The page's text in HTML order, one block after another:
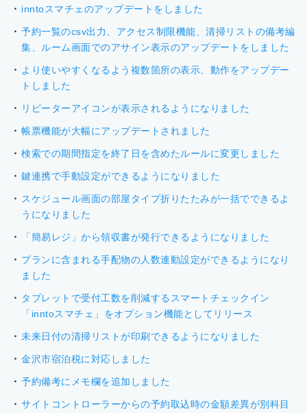
inntoスマチェのアップデートをしました
予約一覧のcsv出力、アクセス制限機能、清掃リストの備考編
集、ルーム画面でのアサイン表示のアップデートをしました
より使いやすくなるよう複数箇所の表示、動作をアップデー
トしました
リピーターアイコンが表示されるようになりました
帳票機能が大幅にアップデートされました
検索での期間指定を終了日を含めたルールに変更しました
鍵連携で手動設定ができるようになりました
スケジュール画面の部屋タイプ折りたたみが一括でできるよ
うになりました
「簡易レジ」から領収書が発行できるようになりました
プランに含まれる手配物の人数連動設定ができるようになり
ました
タブレットで受付工数を削減するスマートチェックイン
「inntoスマチェ」をオプション機能としてリリース
未来日付の清掃リストが印刷できるようになりました
金沢市宿泊税に対応しました
予約備考にメモ欄を追加しました
サイトコントローラーからの予約取込時の金額差異が別科目